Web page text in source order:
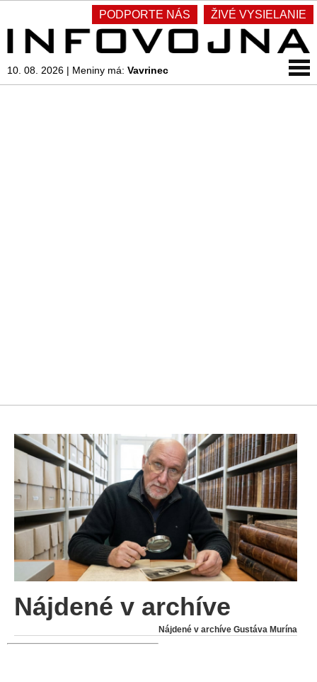
PODPORTE NÁS ŽIVÉ VYSIELANIE
10. 08. 2026 | Meniny má: Vavrinec
Nájdené v archíve
Nájdené v archíve Gustáva Murína